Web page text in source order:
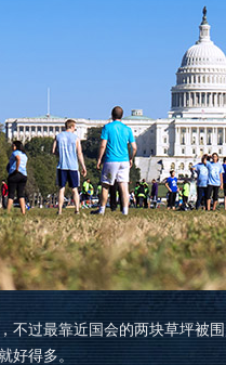
不过最靠近国会的两块草坪被
好得多。